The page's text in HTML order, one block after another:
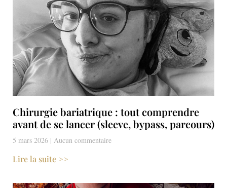
Chirurgie bariatrique : tout comprendre
avant de se lancer (sleeve, bypass, parcours)
5 mars 2026 Aucun commentaire
Lire la suite >>